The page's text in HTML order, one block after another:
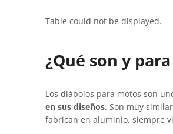
Table could not be displayed.
¿Qué son y
Los diábolos para motos son
en sus diseños. Son muy
fabrican en aluminio, siempre